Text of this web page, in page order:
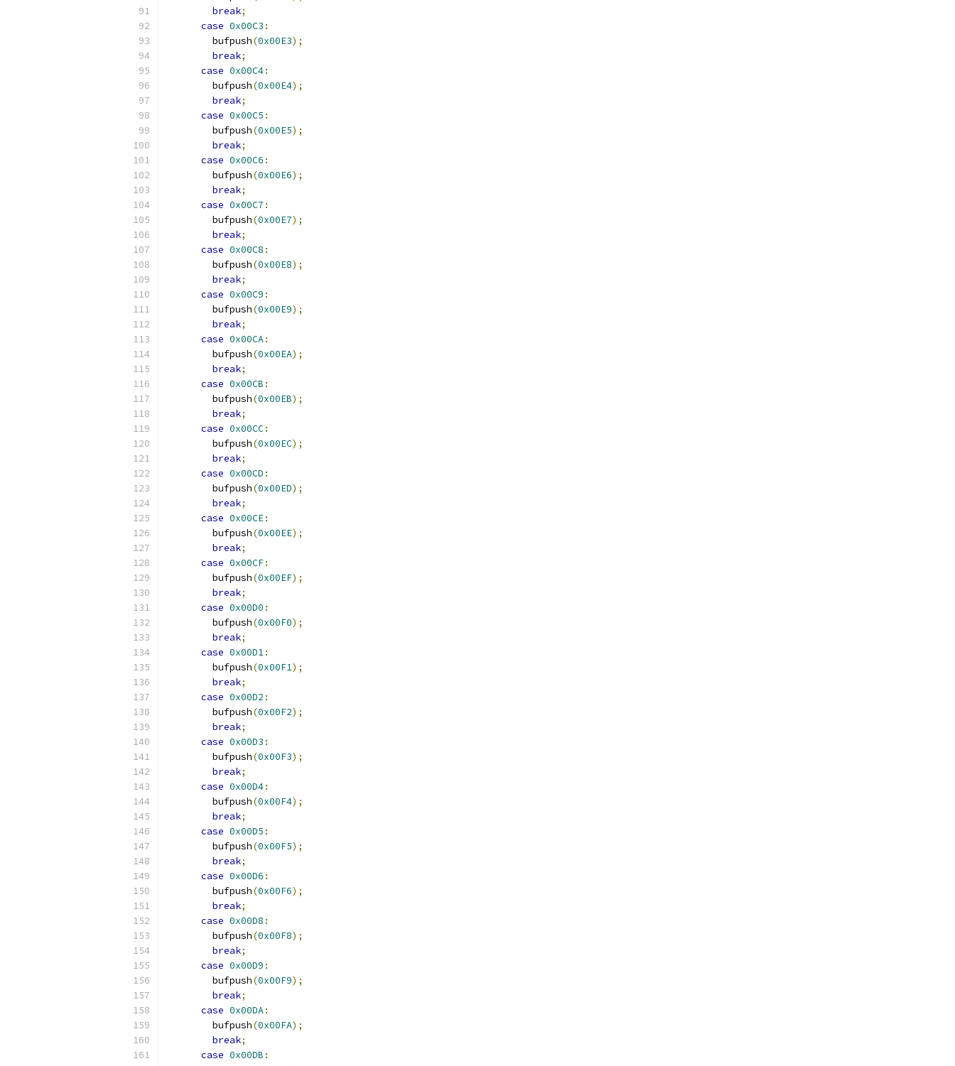
break;
case 0x00C3 :
        bufpush
(0x00E3);
break;
case 0x00C4:
        bufpush
(0x00E4);
break;
case 0x00C5 :
        bufpush
(0x00E5);
break;
case 0x00C6 :
        bufpush
(0x00E6);
break;
case 0x00C7 :
        bufpush
(0x00E7);
break;
case 0x00C8 :
        bufpush
(0x00E8);
break;
case 0x00C9 :
        bufpush
(0x00E9);
break;
case 0x00CA:
        bufpush
(0x00EA);
break;
case 0x00CB :
        bufpush
(0x00EB);
break;
case 0x00CC:
        bufpush
(0x00EC);
break;
case 0x00CD :
        bufpush
(0x00ED);
break;
case 0x00CE:
        bufpush
(0x00EE);
break;
case 0x00CF:
        bufpush
(0x00EF);
break;
case 0x00D0 :
        bufpush
(0x00F0);
break;
case 0x00D1:
        bufpush
(0x00F1);
break;
case 0x00D2 :
        bufpush
(0x00F2);
break;
case 0x00D3 :
        bufpush
(0x00F3);
break;
case 0x00D4:
        bufpush
(0x00F4);
break;
case 0x00D5 :
        bufpush
(0x00F5);
break;
case 0x00D6 :
        bufpush
(0x00F6);
break;
case 0x00D8 :
        bufpush
(0x00F8);
break;
case 0x00D9 :
        bufpush
(0x00F9);
break;
case 0x00DA:
        bufpush
(0x00FA);
break;
case 0x00DB :